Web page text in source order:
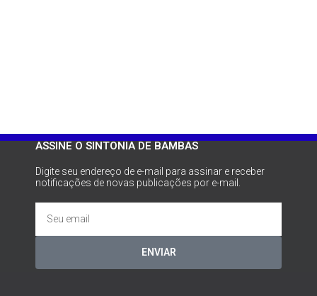
ASSINE O SINTONIA DE BAMBAS
Digite seu endereço de e-mail para assinar e receber
notificações de novas publicações por e-mail.
ENVIAR